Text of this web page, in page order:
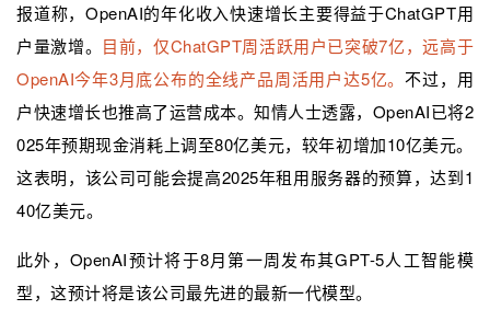
报道称，OpenAI的年化收入快速增长主要得益于ChatGPT用
户量激增。 目前，仅ChatGPT周活跃用户已突破7亿，远高于
OpenAI今年3月底公布的全线产品周活用户达5亿。不过，用
户快速增长也推高了运营成本。知情人士透露，OpenAI已将2
025年预期现金消耗上调至80亿美元，较年初增加10亿美元。
这表明，该公司可能会提高2025年租用服务器的预算，达到1
40亿美元。
此外，OpenAI预计将于8月第一周发布其GPT-5人工智能模
型，这预计将是该公司最先进的最新一代模型。